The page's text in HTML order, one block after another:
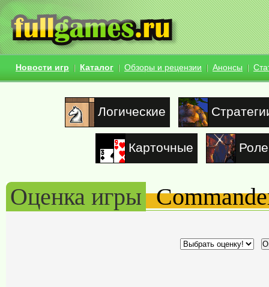
Новости игр Каталог Обзоры и рецензии Анонсы
Логические
Карточные
Оценка игры